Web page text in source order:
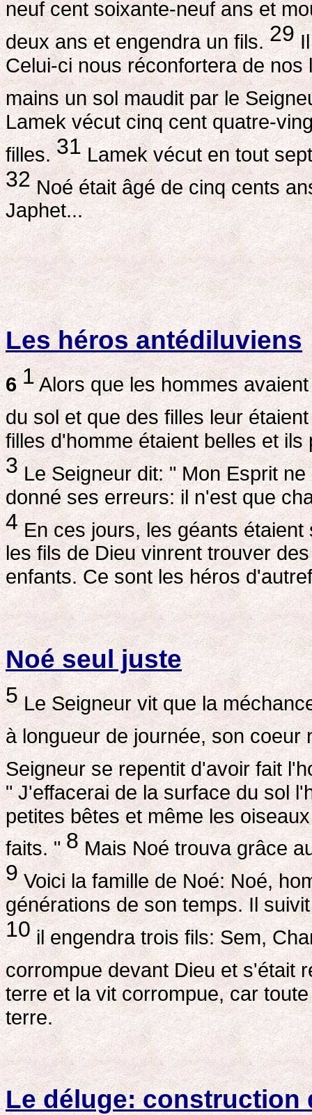
neuf cent soixante-neuf ans et
deux ans et engendra un fils.29Il
Celui-ci nous réconfortera de
mains un sol maudit par le
Lamek vécut cinq cent quatre-
filles.31Lamek vécut en tout
32Noé était âgé de cinq cents
Japhet...
Les héros antédiluviens
6 1Alors que les hommes
du sol et que des filles leur
filles d'homme étaient belles et
3Le Seigneur dit: " Mon Esprit
donné ses erreurs: il n'est que
4En ces jours, les géants étaient
les fils de Dieu vinrent trouver
enfants. Ce sont les héros
Noé seul juste
5Le Seigneur vit que la
à longueur de journée, son
Seigneur se repentit d'avoir fait
" J'effacerai de la surface du sol
petites bêtes et même les
faits. "8Mais Noé trouva grâce
9Voici la famille de Noé: Noé,
générations de son temps. Il
10il engendra trois fils: Sem,
corrompue devant Dieu et s'était
terre et la vit corrompue, car
terre.
Le déluge: construction